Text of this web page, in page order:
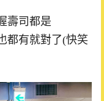
壽司都是
都有就對了(快笑